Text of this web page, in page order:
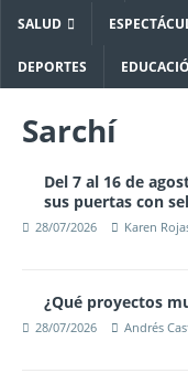
SALUD
DEPORTES
Sarchí
Del 7 al 16 de
sus puertas con
28/07/2026 Karen
¿Qué proyectos
28/07/2026 Andrés